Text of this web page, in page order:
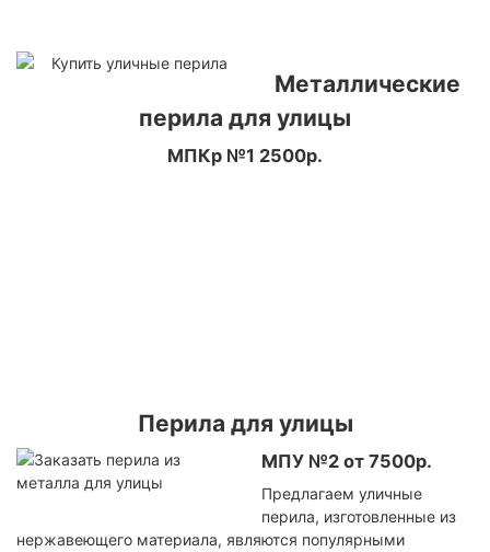
Металлические
перила для улицы
МПКр №1 2500р.
Перила для улицы
МПУ №2 от 7500р.
Предлагаем уличные
перила, изготовленные из
нержавеющего материала, являются популярными